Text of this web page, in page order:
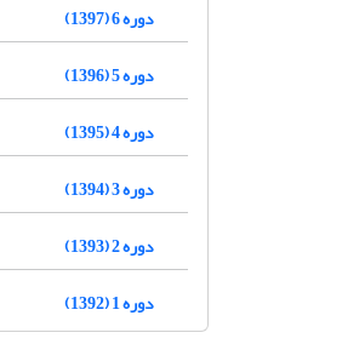
دوره 6 (1397)
دوره 5 (1396)
دوره 4 (1395)
دوره 3 (1394)
دوره 2 (1393)
دوره 1 (1392)